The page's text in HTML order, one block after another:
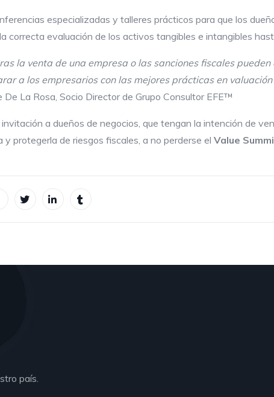
especializadas y talleres prácticos para que los
correcta evaluación de los activos tangibles e intangibles
la venta de una empresa o las sanciones fiscales
a los empresarios con las mejores prácticas en
La Rosa, Socio Director de Grupo Consultor EFE™
a dueños de negocios, que tengan la intención de
y protegerla de riesgos fiscales, a no perderse el Value
país.